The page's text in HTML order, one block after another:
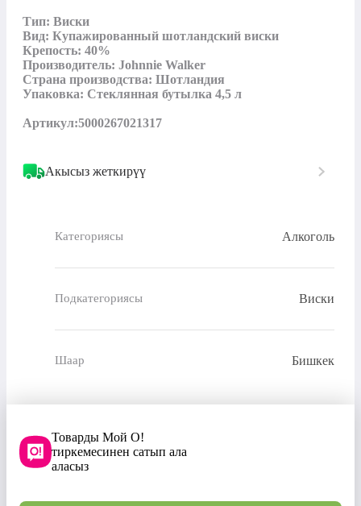
Тип: Виски
Вид: Купажированный шотландский виски
Крепость: 40%
Производитель: Johnnie Walker
Страна производства: Шотландия
Упаковка: Стеклянная бутылка 4,5 л
Артикул:5000267021317
Акысыз жеткирүү
Категориясы Алкоголь
Подкатегориясы Виски
Шаар Бишкек
Товарды Мой О!
тиркемесинен сатып ала
аласыз